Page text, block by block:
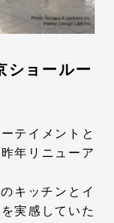
ショールー
テイメントと
年リニューア
キッチンとイ
実感していた